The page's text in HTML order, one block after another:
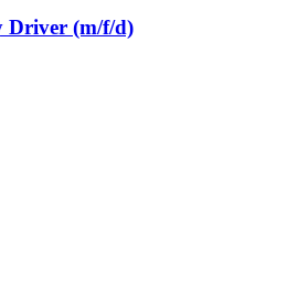
Driver (m/f/d)